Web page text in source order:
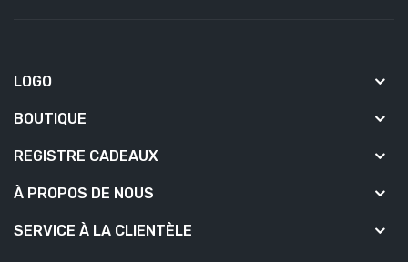
LOGO
BOUTIQUE
REGISTRE CADEAUX
À PROPOS DE NOUS
SERVICE À LA CLIENTÈLE